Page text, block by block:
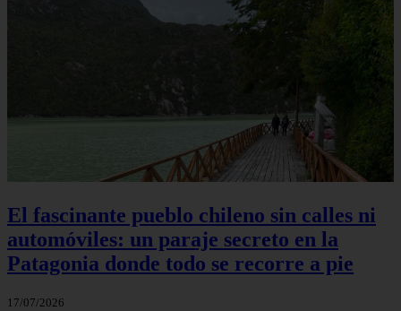
El fascinante pueblo chileno sin calles ni
automóviles: un paraje secreto en la
Patagonia donde todo se recorre a pie
17/07/2026